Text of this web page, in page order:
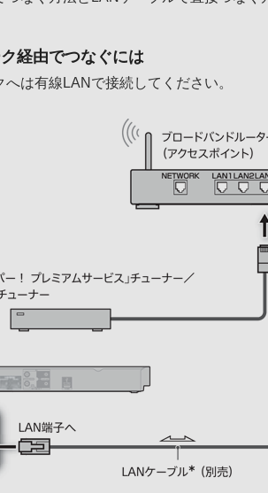
経由でつなぐには
へは有線LANで接続してください。